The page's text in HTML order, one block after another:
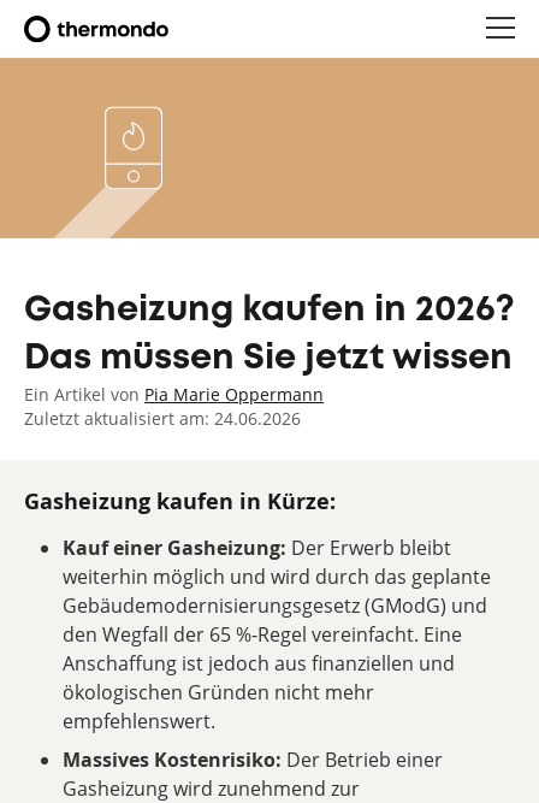
Gasheizung kaufen in 2026?
Das müssen Sie jetzt wissen
Ein Artikel von Pia Marie Oppermann
Zuletzt aktualisiert am: 24.06.2026
Gasheizung kaufen in Kürze:
Kauf einer Gasheizung: Der Erwerb bleibt
weiterhin möglich und wird durch das geplante
Gebäudemodernisierungsgesetz (GModG) und
den Wegfall der 65 %-Regel vereinfacht. Eine
Anschaffung ist jedoch aus finanziellen und
ökologischen Gründen nicht mehr
empfehlenswert.
Massives Kostenrisiko: Der Betrieb einer
Gasheizung wird zunehmend zur